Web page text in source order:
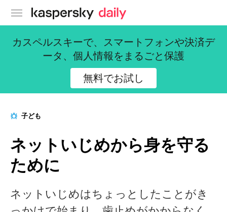
カスペルスキー公式ブログ
カスペルスキーで、スマートフォンや決済デ
ータ、個人情報をまるごと保護
無料でお試し
子ども
ネットいじめから身を守る
ために
ネットいじめはちょっとしたことがき